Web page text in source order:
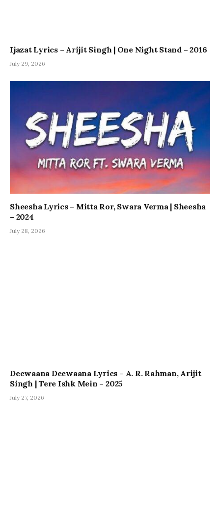
Ijazat Lyrics – Arijit Singh | One Night Stand – 2016
July 29, 2026
Sheesha Lyrics – Mitta Ror, Swara Verma | Sheesha
– 2024
July 28, 2026
Deewaana Deewaana Lyrics – A. R. Rahman, Arijit
Singh | Tere Ishk Mein – 2025
July 27, 2026